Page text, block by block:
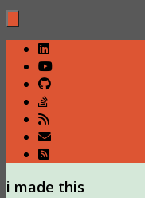
i made this